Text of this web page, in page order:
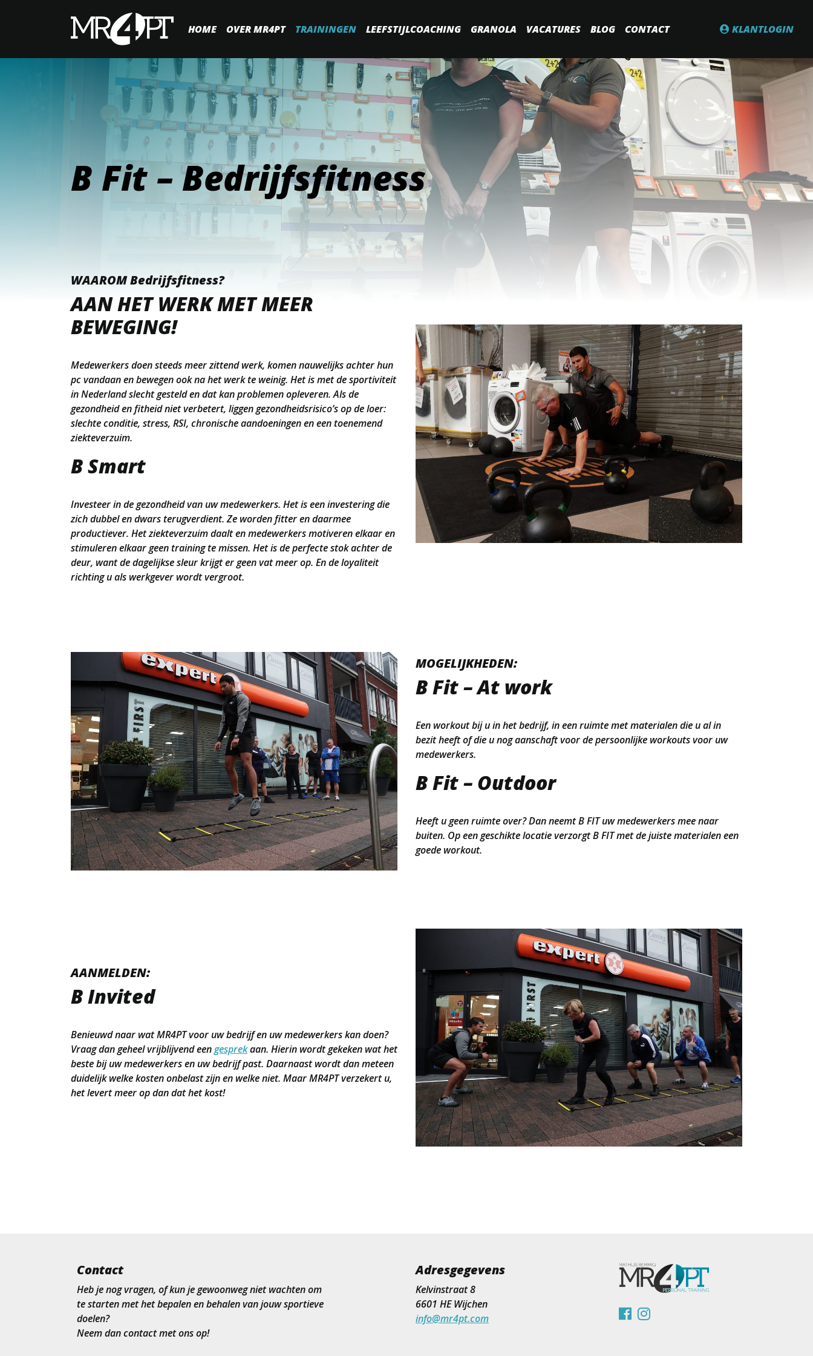
HOME OVER MR4PT TRAININGEN LEEFSTIJLCOACHING GRANOLA VACATURES BLOG CONTACT KLANTLOGIN
B Fit – Bedrijfsfitness
WAAROM Bedrijfsfitness?
AAN HET WERK MET MEER
BEWEGING!
Medewerkers doen steeds meer zittend werk, komen nauwelijks achter hun
pc vandaan en bewegen ook na het werk te weinig. Het is met de sportiviteit
in Nederland slecht gesteld en dat kan problemen opleveren. Als de
gezondheid en fitheid niet verbetert, liggen gezondheidsrisico’s op de loer:
slechte conditie, stress, RSI, chronische aandoeningen en een toenemend
ziekteverzuim.
B Smart
Investeer in de gezondheid van uw medewerkers. Het is een investering die
zich dubbel en dwars terugverdient. Ze worden fitter en daarmee
productiever. Het ziekteverzuim daalt en medewerkers motiveren elkaar en
stimuleren elkaar geen training te missen. Het is de perfecte stok achter de
deur, want de dagelijkse sleur krijgt er geen vat meer op. En de loyaliteit
richting u als werkgever wordt vergroot.
MOGELIJKHEDEN:
B Fit – At work
Een workout bij u in het bedrijf, in een ruimte met materialen die u al in
bezit heeft of die u nog aanschaft voor de persoonlijke workouts voor uw
medewerkers.
B Fit – Outdoor
Heeft u geen ruimte over? Dan neemt B FIT uw medewerkers mee naar
buiten. Op een geschikte locatie verzorgt B FIT met de juiste materialen een
goede workout.
AANMELDEN:
B Invited
Benieuwd naar wat MR4PT voor uw bedrijf en uw medewerkers kan doen?
Vraag dan geheel vrijblijvend eengesprekaan. Hierin wordt gekeken wat het
beste bij uw medewerkers en uw bedrijf past. Daarnaast wordt dan meteen
duidelijk welke kosten onbelast zijn en welke niet. Maar MR4PT verzekert u,
het levert meer op dan dat het kost!
Contact
Heb je nog vragen, of kun je gewoonweg niet wachten om
te starten met het bepalen en behalen van jouw sportieve
doelen?
Neem dan contact met ons op!
Adresgegevens
Kelvinstraat 8
6601 HE Wijchen
info@mr4pt.com